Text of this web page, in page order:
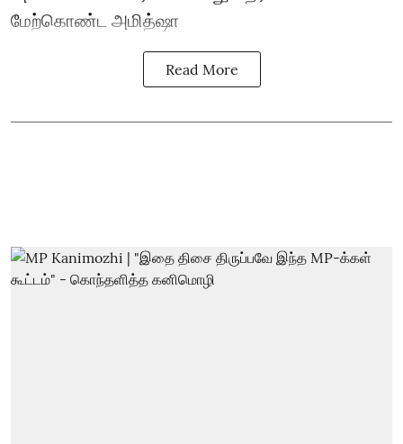
மேற்கொண்ட அமித்ஷா
Read More